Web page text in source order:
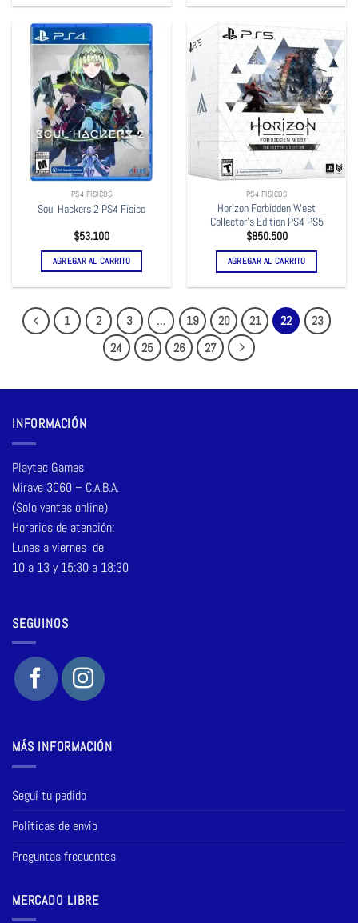
PS4 FÍSICOS
Soul Hackers 2 PS4 Físico
$53.100
AGREGAR AL CARRITO
PS4 FÍSICOS
Horizon Forbidden West
Collector’s Edition PS4 PS5
$850.500
AGREGAR AL CARRITO
1 2 3 … 19 20 21 22
23
24
25 26 27
INFORMACIÓN
Playtec Games
Mirave 3060 – C.A.B.A.
(Solo ventas online)
Horarios de atención:
Lunes a viernes de
10 a 13 y 15:30 a 18:30
SEGUINOS
MÁS INFORMACIÓN
Seguí tu pedido
Políticas de envío
Preguntas frecuentes
MERCADO LIBRE